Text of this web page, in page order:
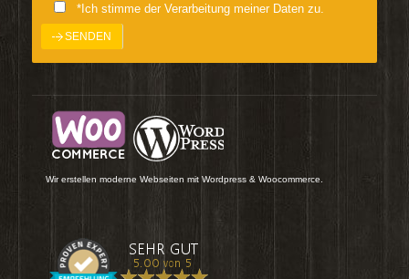
*Ich stimme der Verarbeitung meiner Daten zu.
Wir erstellen moderne Webseiten mit Wordpress & Woocommerce.